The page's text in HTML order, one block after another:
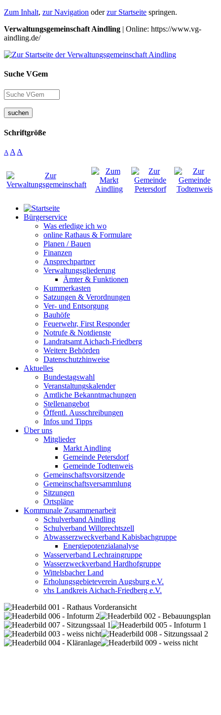
Zum Inhalt, zur Navigation oderzur Startseite springen.
Verwaltungsgemeinschaft Aindling | Online: https://www.vg-
aindling.de/
Suche VGem
suchen
Schriftgröße
A A A
Bürgerservice
Was erledige ich wo
online Rathaus & Formulare
Planen / Bauen
Finanzen
Ansprechpartner
Verwaltungsgliederung
Ämter & Funktionen
Kummerkasten
Satzungen & Verordnungen
Ver- und Entsorgung
Bauhöfe
Feuerwehr, First Responder
Notrufe & Notdienste
Landratsamt Aichach-Friedberg
Weitere Behörden
Datenschutzhinweise
Aktuelles
Bundestagswahl
Veranstaltungskalender
Amtliche Bekanntmachungen
Stellenangebot
Öffentl. Ausschreibungen
Infos und Tipps
Über uns
Mitglieder
Markt Aindling
Gemeinde Petersdorf
Gemeinde Todtenweis
Gemeinschaftsvorsitzende
Gemeinschaftsversammlung
Sitzungen
Ortspläne
Kommunale Zusammenarbeit
Schulverband Aindling
Schulverband Willprechtszell
Abwasserzweckverband Kabisbachgruppe
Energiepotenzialanalyse
Wasserverband Lechraingruppe
Wasserzweckverband Hardhofgruppe
Wittelsbacher Land
Erholungsgebieteverein Augsburg e.V.
vhs Landkreis Aichach-Friedberg e.V.